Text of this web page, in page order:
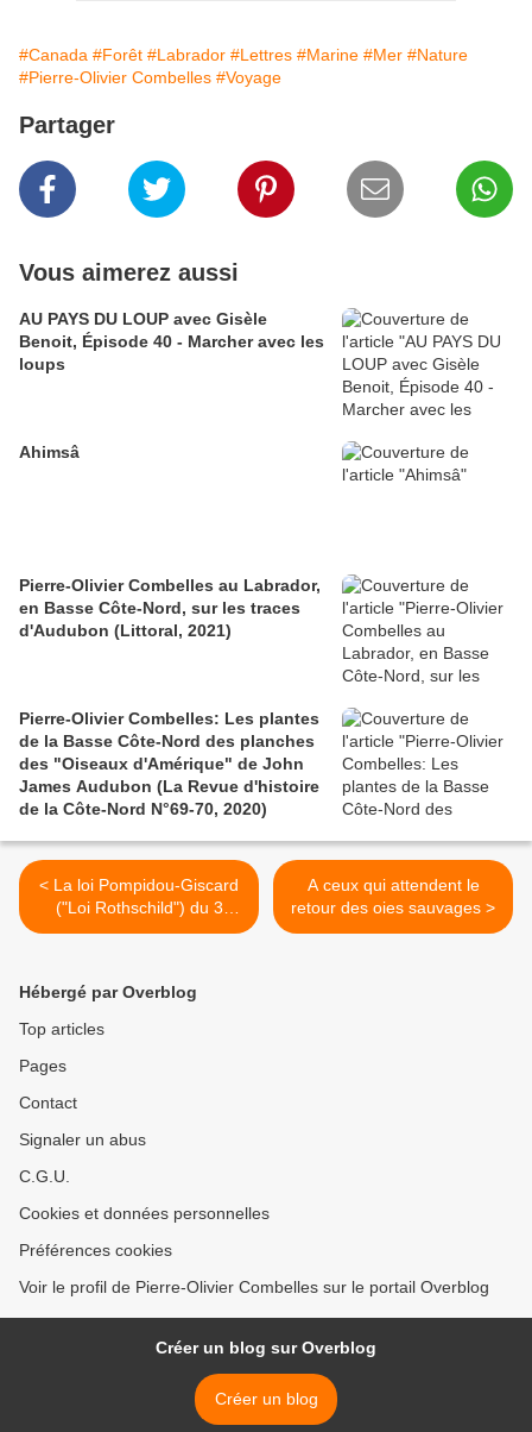
#Canada #Forêt #Labrador #Lettres #Marine #Mer #Nature
#Pierre-Olivier Combelles #Voyage
Partager
Vous aimerez aussi
AU PAYS DU LOUP avec Gisèle
Benoit, Épisode 40 - Marcher avec les
loups
Ahimsâ
Pierre-Olivier Combelles au Labrador,
en Basse Côte-Nord, sur les traces
d'Audubon (Littoral, 2021)
Pierre-Olivier Combelles: Les plantes
de la Basse Côte-Nord des planches
des "Oiseaux d'Amérique" de John
James Audubon (La Revue d'histoire
de la Côte-Nord N°69-70, 2020)
< La loi Pompidou-Giscard
("Loi Rothschild") du 3
janvier 1973
A ceux qui attendent le
retour des oies sauvages >
Hébergé par Overblog
Top articles
Pages
Contact
Signaler un abus
C.G.U.
Cookies et données personnelles
Préférences cookies
Voir le profil de Pierre-Olivier Combelles sur le portail Overblog
Créer un blog sur Overblog
Créer un blog